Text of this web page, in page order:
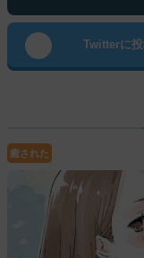
Twitterに
癒された